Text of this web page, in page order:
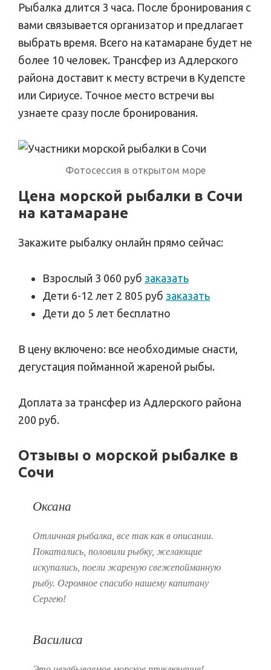
Рыбалка длится 3 часа. После бронирования с
вами связывается организатор и предлагает
выбрать время. Всего на катамаране будет не
более 10 человек. Трансфер из Адлерского
района доставит к месту встречи в Кудепсте
или Сириусе. Точное место встречи вы
узнаете сразу после бронирования.
Фотосессия в открытом море
Цена морской рыбалки в Сочи
на катамаране
Закажите рыбалку онлайн прямо сейчас:
Взрослый 3 060 руб заказать
Дети 6-12 лет 2 805 руб заказать
Дети до 5 лет бесплатно
В цену включено: все необходимые снасти,
дегустация пойманной жареной рыбы.
Доплата за трансфер из Адлерского района
200 руб.
Отзывы о морской рыбалке в
Сочи
Оксана
Отличная рыбалка, все так как в описании.
Покатались, половили рыбку, желающие
искупались, поели жареную свежепойманную
рыбу. Огромное спасибо нашему капитану
Сергею!
Василиса